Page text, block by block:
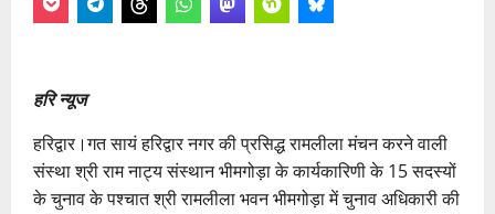
हरि न्यूज
हरिद्वार।गत सायं हरिद्वार नगर की प्रसिद्ध रामलीला मंचन करने वाली
संस्था श्री राम नाट्य संस्थान भीमगोड़ा के कार्यकारिणी के 15 सदस्यों
के चुनाव के पश्चात श्री रामलीला भवन भीमगोड़ा में चुनाव अधिकारी की